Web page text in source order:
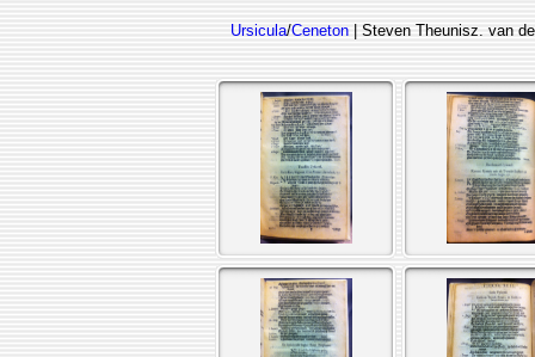
Ursicula/Ceneton | Steven Theunisz. van